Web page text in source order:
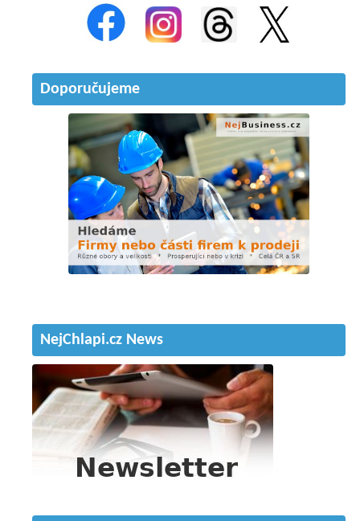
Doporučujeme
NejChlapi.cz News